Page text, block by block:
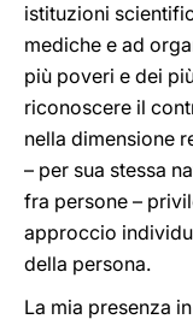
istituzioni
mediche e ad
più poveri e dei
riconoscere il
nella dimensione
– per sua stessa
fra persone –
approccio
della persona.
La mia presenza